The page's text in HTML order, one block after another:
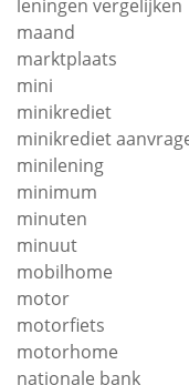
leningen vergelijken
maand
marktplaats
mini
minikrediet
minikrediet
minilening
minimum
minuten
minuut
mobilhome
motor
motorfiets
motorhome
nationale bank